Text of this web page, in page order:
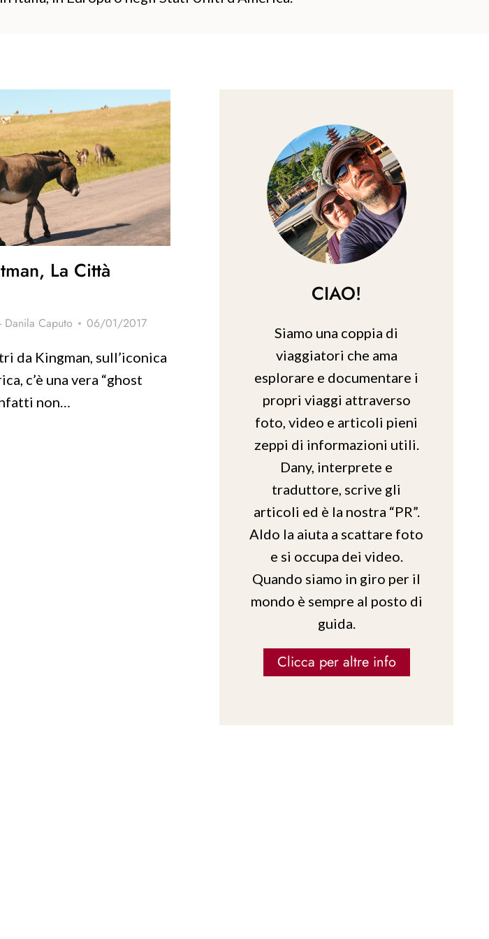
La Città
Danila Caputo 06/01/2017
da Kingman, sull’iconica
c’è una vera “ghost
non…
CIAO!
Siamo una coppia di
viaggiatori che ama
esplorare e documentare i
propri viaggi attraverso
foto, video e articoli pieni
zeppi di informazioni utili.
Dany, interprete e
traduttore, scrive gli
articoli ed è la nostra “PR”.
Aldo la aiuta a scattare foto
e si occupa dei video.
Quando siamo in giro per il
mondo è sempre al posto di
guida.
Clicca per altre info